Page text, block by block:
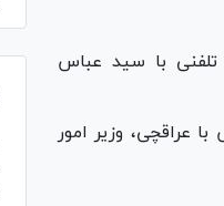
تلفنی با سید عباس
عراقچی، وزیر امور